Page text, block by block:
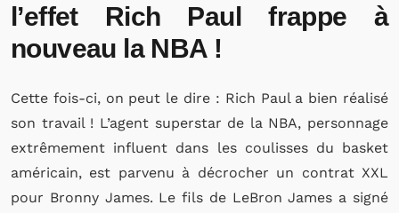
l’effet Rich Paul frappe à
nouveau la NBA !
Cette fois-ci, on peut le dire : Rich Paul a bien réalisé
son travail ! L’agent superstar de la NBA, personnage
extrêmement influent dans les coulisses du basket
américain, est parvenu à décrocher un contrat XXL
pour Bronny James. Le fils de LeBron James a signé